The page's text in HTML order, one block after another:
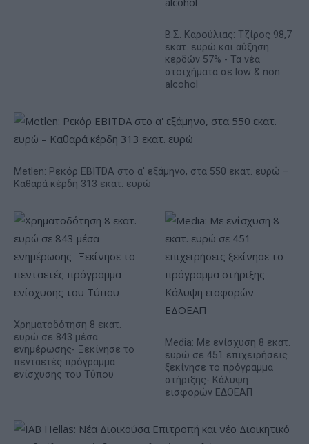
Β.Σ. Καρούλιας: Τζίρος 98,7
εκατ. ευρώ και αύξηση
κερδών 57% - Τα νέα
στοιχήματα σε low & non
alcohol
Metlen: Ρεκόρ EBITDA στο α' εξάμηνο, στα 550 εκατ. ευρώ –
Καθαρά κέρδη 313 εκατ. ευρώ
Χρηματοδότηση 8 εκατ.
ευρώ σε 843 μέσα
ενημέρωσης- Ξεκίνησε το
πενταετές πρόγραμμα
ενίσχυσης του Τύπου
Media: Με ενίσχυση 8 εκατ.
ευρώ σε 451 επιχειρήσεις
ξεκίνησε το πρόγραμμα
στήριξης- Κάλυψη
εισφορών ΕΔΟΕΑΠ